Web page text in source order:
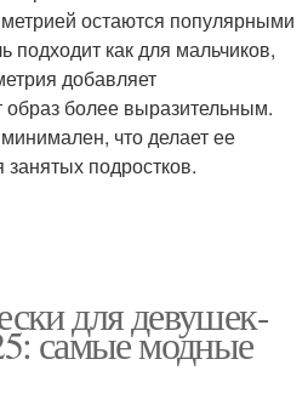
остаются популярными
подходит как для мальчиков,
добавляет
образ более выразительным.
что делает ее
подростков.
для девушек-
самые модные